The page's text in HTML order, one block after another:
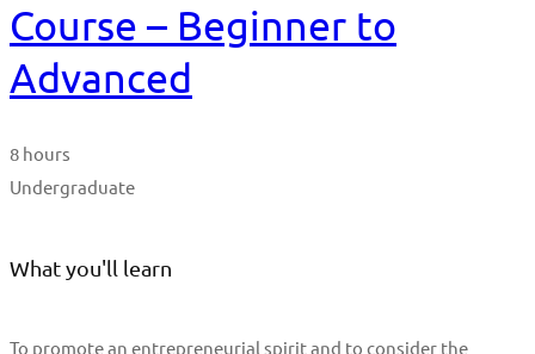
Course – Beginner to
Advanced
8 hours
Undergraduate
What you'll learn
To promote an entrepreneurial spirit and to consider the